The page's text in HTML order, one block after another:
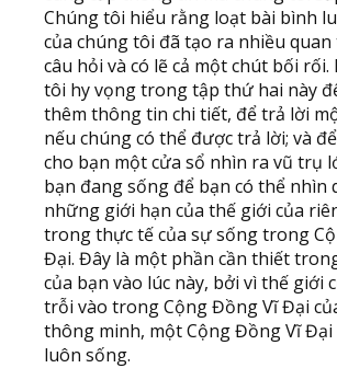
Chúng tôi hiểu rằng loạt bài bình
của chúng tôi đã tạo ra nhiều quan
câu hỏi và có lẽ cả một chút bối
tôi hy vọng trong tập thứ hai này
thêm thông tin chi tiết, để trả lời
nếu chúng có thể được trả lời; và
cho bạn một cửa sổ nhìn ra vũ trụ
bạn đang sống để bạn có thể nhìn
những giới hạn của thế giới của
trong thực tế của sự sống trong
Đại. Đây là một phần cần thiết
của bạn vào lúc này, bởi vì thế giới
trỗi vào trong Cộng Đồng Vĩ Đại
thông minh, một Cộng Đồng Vĩ Đại
luôn sống.